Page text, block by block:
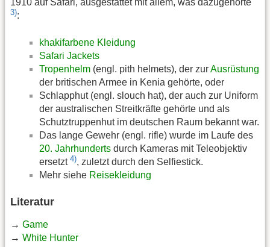
1910 auf Safari, ausgestattet mit allem, was dazugehörte
3):
khakifarbene Kleidung
Safari Jackets
Tropenhelm (engl. pith helmets), der zurAusrüstung
der britischen Armee in Kenia gehörte, oder
Schlapphut (engl. slouch hat), der auch zur Uniform
der australischen Streitkräfte gehörte und als
Schutztruppenhut im deutschen Raum bekannt war.
Das lange Gewehr (engl. rifle) wurde im Laufe des
20. Jahrhunderts durch Kameras mit Teleobjektiv
ersetzt 4), zuletzt durch den Selfiestick.
Mehr siehe Reisekleidung
Literatur
→ Game
→ White Hunter